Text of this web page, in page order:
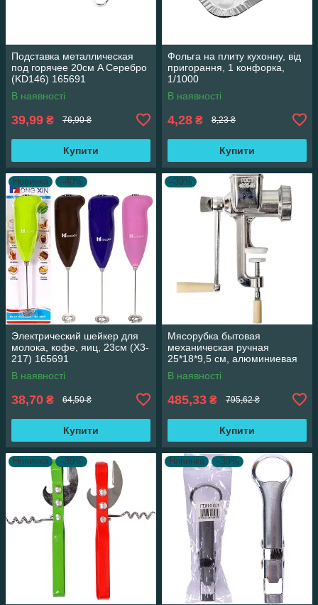
Подставка металлическая
под горячее 20см A Серебро
(KD146) 165691
В наявності
39,99 ₴ 76,90 ₴
Купити
Фольга на плиту кухонну, від
пригорання, 1 конфорка,
1/1000
В наявності
4,28 ₴ 8,23 ₴
Купити
Новинка –40%
Электрический шейкер для
молока, кофе, яиц, 23см (X3-
217) 165691
В наявності
38,70 ₴ 64,50 ₴
Купити
–39%
Мясорубка бытовая
механическая ручная
25*18*9,5 см, алюминиевая
(X3-112) 165691
В наявності
485,33 ₴ 795,62 ₴
Купити
Новинка –39% Новинка –39%